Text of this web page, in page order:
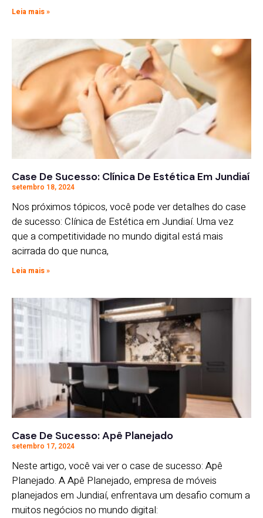
Leia mais »
Case De Sucesso: Clínica De Estética Em Jundiaí
setembro 18, 2024
Nos próximos tópicos, você pode ver detalhes do case
de sucesso: Clínica de Estética em Jundiaí. Uma vez
que a competitividade no mundo digital está mais
acirrada do que nunca,
Leia mais »
Case De Sucesso: Apê Planejado
setembro 17, 2024
Neste artigo, você vai ver o case de sucesso: Apê
Planejado. A Apê Planejado, empresa de móveis
planejados em Jundiaí, enfrentava um desafio comum a
muitos negócios no mundo digital: